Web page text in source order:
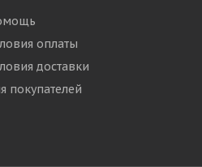
оплаты
доставки
покупателей